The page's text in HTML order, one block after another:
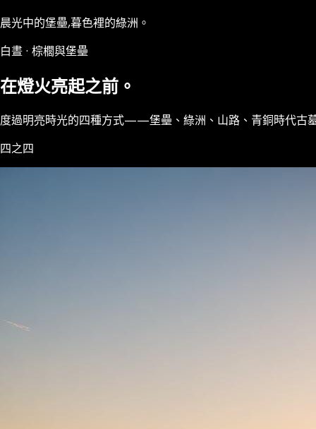
晨光中的堡壘,暮色裡的綠洲。
白晝 · 棕櫚與堡壘
在燈火亮起之前。
度過明亮時光的四種方式——堡壘、綠洲、山路、青銅時代古
四之四